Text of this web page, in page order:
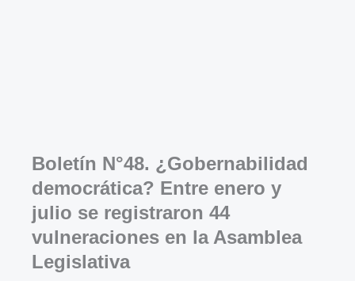
Boletín N°48. ¿Gobernabilidad
democrática? Entre enero y
julio se registraron 44
vulneraciones en la Asamblea
Legislativa